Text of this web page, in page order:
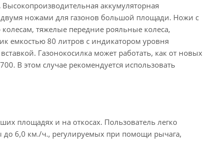
Высокопроизводительная аккумуляторная
ножами для газонов большой площади. Ножи с
тяжелые передние рояльные колеса,
емкостью 80 литров с индикатором уровня
Газонокосилка может работать, как от новых
В этом случае рекомендуется использовать
площадях и на откосах. Пользователь легко
до 6,0 км./ч., регулируемых при помощи рычага,